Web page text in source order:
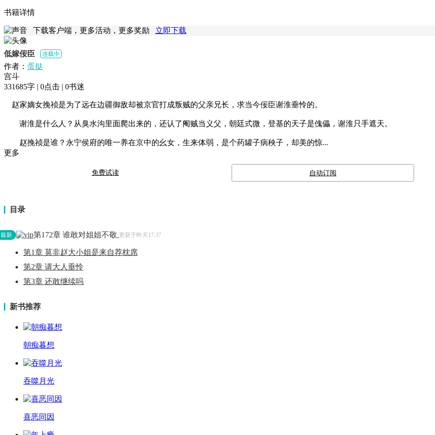
书籍详情
下载客户端，更多活动，更多奖励 立即下载
低嫁佞臣 连载中
作者： 蛋挞
宫斗
331685字 | 0点击 | 0书迷
赵家嫡女挽祯是为了远在边疆御敌却被京官打成叛贼的父亲兄长，求当今佞臣谢淮垂怜的。
谢淮是什么人？从臭水沟里面爬出来的，还认了阉贼当义父，朝廷式微，登基的天子是傀儡，谢淮只手遮天。
赵挽祯是谁？永宁侯府的唯一养在京中的幺女，生来体弱，是个药罐子病秧子，却美的惊...
更多
免费试读 自动订阅
目录
最新 第172章 谁敢对姐姐不敬 更新于昨天17:37
第1章 莫非赵大小姐是来自荐枕席
第2章 请大人垂怜
第3章 还敢继续吗
新书推荐
朝痴暮想
吞噬月光
喜恶同因